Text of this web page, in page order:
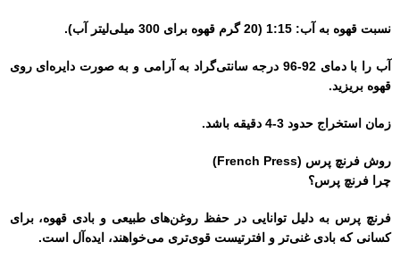
نسبت قهوه به آب: 1:15 (20 گرم قهوه برای 300 میلی‌لیتر آب).
آب را با دمای 92-96 درجه سانتی‌گراد به آرامی و به صورت دایره‌ای روی
قهوه بریزید.
زمان استخراج حدود 3-4 دقیقه باشد.
روش فرنچ پرس (French Press)
چرا فرنچ پرس؟
فرنچ پرس به دلیل توانایی در حفظ روغن‌های طبیعی و بادی قهوه، برای
کسانی که بادی غنی‌تر و افترتیست قوی‌تری می‌خواهند، ایده‌آل است.